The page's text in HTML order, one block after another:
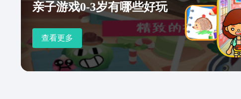
亲子游戏0-3岁有哪些好玩
查看更多